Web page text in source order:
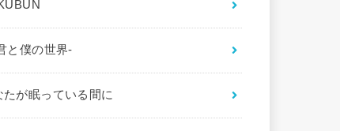
と僕の世界-
たが眠っている間に